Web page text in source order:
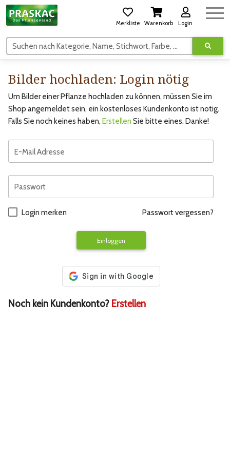
Merkliste Warenkorb Login
Suchen nach Kategorie, Name, Stichwort, Farbe, usw.
Bilder hochladen: Login nötig
Um Bilder einer Pflanze hochladen zu können, müssen Sie im
Shop angemeldet sein, ein kostenloses Kundenkonto ist notig.
Falls Sie noch keines haben, Erstellen Sie bitte eines. Danke!
E-Mail Adresse
Passwort
Login merken Passwort vergessen?
Einloggen
Noch kein Kundenkonto? Erstellen